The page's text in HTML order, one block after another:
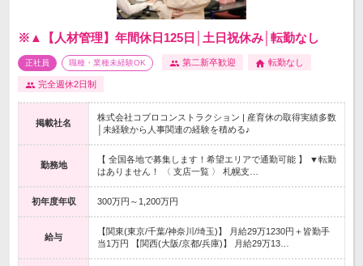
※▲【人材管理】年間休日125日│土日祝休み│転勤なし
正社員 職種・業種未経験OK 第二新卒歓迎 転勤なし
完全週休2日制
掲載社名
株式会社コプロコンストラクション | 産育休の取得実績多数
│未経験から人事関連の経験を積める♪
勤務地
【 全国各地で募集します！希望エリアで通勤可能 】 ▼転勤
はありません！ 〈 支店一覧 〉 札幌支…
初年度年収 300万円～1,200万円
給与
【関東(東京/千葉/神奈川/埼玉)】 月給29万1230円＋皆勤手
当1万円 【関西(大阪/京都/兵庫)】 月給29万13…